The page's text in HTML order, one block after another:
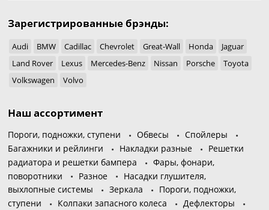
Зарегистрированные брэнды:
Audi BMW Cadillac Chevrolet Great-Wall Honda
Jaguar
Land Rover
Lexus Mercedes-Benz Nissan Porsche
Toyota
Volkswagen
Volvo
Наш ассортимент
Пороги, подножки, ступени Обвесы
Спойлеры
Багажники и рейлинги
Накладки разные
Решетки
радиатора и решетки бампера
Фары, фонари,
поворотники
Разное
Насадки глушителя,
выхлопные системы
Зеркала
Пороги, подножки,
ступени
Колпаки запасного колеса
Дефлекторы